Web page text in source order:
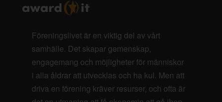
Föreningslivet är en viktig del av vårt
samhälle. Det skapar gemenskap,
engagemang och möjligheter för människor
i alla åldrar att utvecklas och ha kul. Men att
driva en förening kräver resurser, och ofta är